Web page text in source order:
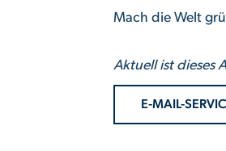
Mach die Welt
Aktuell ist dieses
E-MAIL-